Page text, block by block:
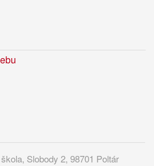
Slobody 2, 98701 Poltár